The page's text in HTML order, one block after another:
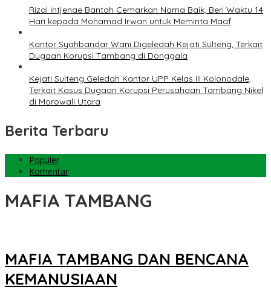
Rizal Intjenae Bantah Cemarkan Nama Baik, Beri Waktu 14
Hari kepada Mohamad Irwan untuk Meminta Maaf
Kantor Syahbandar Wani Digeledah Kejati Sulteng, Terkait
Dugaan Korupsi Tambang di Donggala
Kejati Sulteng Geledah Kantor UPP Kelas III Kolonodale,
Terkait Kasus Dugaan Korupsi Perusahaan Tambang Nikel
di Morowali Utara
Berita Terbaru
Populer
Komentar
MAFIA TAMBANG
MAFIA TAMBANG DAN BENCANA
KEMANUSIAAN